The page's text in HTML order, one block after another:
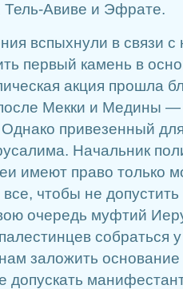
Авиве и Эфрате.
вспыхнули в связи
первый камень в
акция прошла
Мекки и Медины —
привезенный
Начальник
имеют право только
чтобы не
очередь муфтий
собраться
заложить
допускать